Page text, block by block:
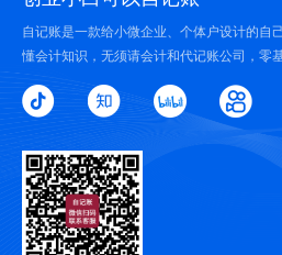
自记账是一款给小微企业、个体户设计的自
懂会计知识，无须请会计和代记账公司，零